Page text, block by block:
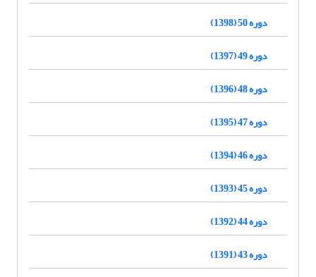
دوره 50 (1398)
دوره 49 (1397)
دوره 48 (1396)
دوره 47 (1395)
دوره 46 (1394)
دوره 45 (1393)
دوره 44 (1392)
دوره 43 (1391)